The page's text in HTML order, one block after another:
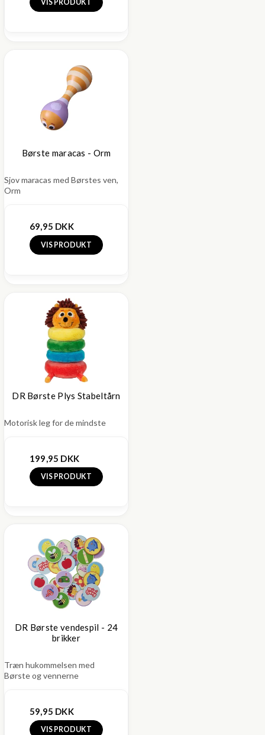
VIS PRODUKT
Børste maracas - Orm
Sjov maracas med Børstes ven,
Orm
69,95 DKK
VIS PRODUKT
DR Børste Plys Stabeltårn
Motorisk leg for de mindste
199,95 DKK
VIS PRODUKT
DR Børste vendespil - 24
brikker
Træn hukommelsen med
Børste og vennerne
59,95 DKK
VIS PRODUKT